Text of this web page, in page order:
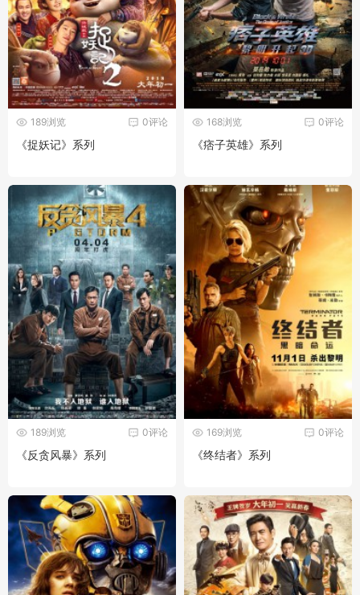
0评论
189浏览
《捉妖记》系列
0评论
168浏览
《痞子英雄》系列
0评论
189浏览
《反贪风暴》系列
0评论
169浏览
《终结者》系列